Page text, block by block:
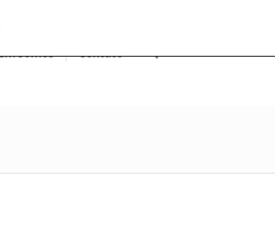
somos Contato